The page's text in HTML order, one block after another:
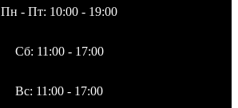
Пн - Пт: 10:00 - 19:00
Сб: 11:00 - 17:00
Вс: 11:00 - 17:00